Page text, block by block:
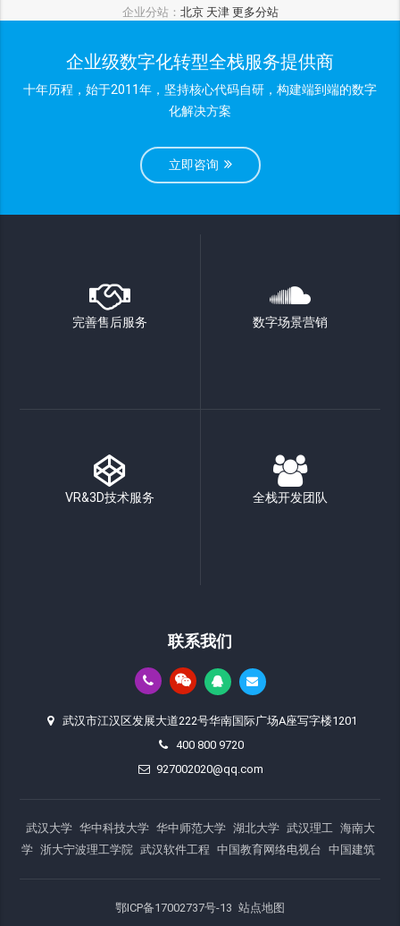
企业分站： 北京 天津 更多分站
企业级数字化转型全栈服务提供商
十年历程，始于2011年，坚持核心代码自研，构建端到端的数字
化解决方案
立即咨询
完善售后服务 数字场景营销
VR&3D技术服务 全栈开发团队
联系我们
武汉市江汉区发展大道222号华南国际广场A座写字楼1201
400 800 9720
927002020@qq.com
武汉大学 华中科技大学 华中师范大学 湖北大学 武汉理工 海南大
学 浙大宁波理工学院 武汉软件工程 中国教育网络电视台 中国建筑
鄂ICP备17002737号-13 站点地图